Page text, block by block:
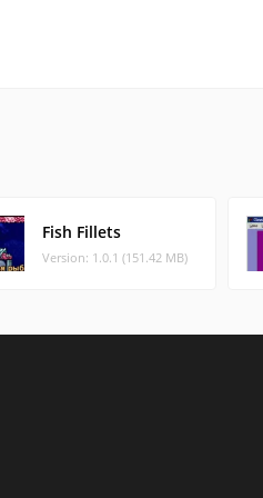
Fish Fillets
Version: 1.0.1 (151.42 MB)